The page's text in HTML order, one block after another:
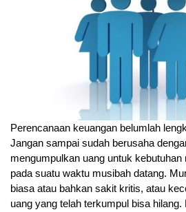
Perencanaan keuangan belumlah
Jangan sampai sudah berusaha
mengumpulkan uang untuk kebutuhan
pada suatu waktu musibah datang.
biasa atau bahkan sakit kritis, atau
uang yang telah terkumpul bisa